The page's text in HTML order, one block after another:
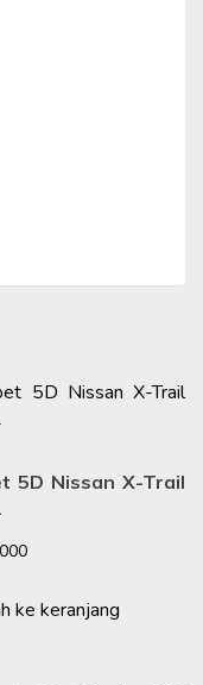
5D Nissan X-Trail
ke keranjang